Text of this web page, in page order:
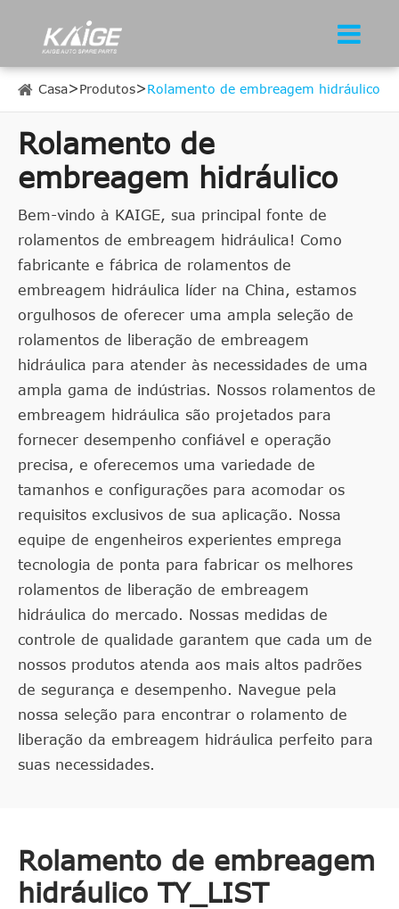
Casa Produtos Rolamento de embreagem hidráulico
Rolamento de
embreagem hidráulico
Bem-vindo à KAIGE, sua principal fonte de
rolamentos de embreagem hidráulica! Como
fabricante e fábrica de rolamentos de
embreagem hidráulica líder na China, estamos
orgulhosos de oferecer uma ampla seleção de
rolamentos de liberação de embreagem
hidráulica para atender às necessidades de uma
ampla gama de indústrias. Nossos rolamentos de
embreagem hidráulica são projetados para
fornecer desempenho confiável e operação
precisa, e oferecemos uma variedade de
tamanhos e configurações para acomodar os
requisitos exclusivos de sua aplicação. Nossa
equipe de engenheiros experientes emprega
tecnologia de ponta para fabricar os melhores
rolamentos de liberação de embreagem
hidráulica do mercado. Nossas medidas de
controle de qualidade garantem que cada um de
nossos produtos atenda aos mais altos padrões
de segurança e desempenho. Navegue pela
nossa seleção para encontrar o rolamento de
liberação da embreagem hidráulica perfeito para
suas necessidades.
Rolamento de embreagem
hidráulico TY_LIST